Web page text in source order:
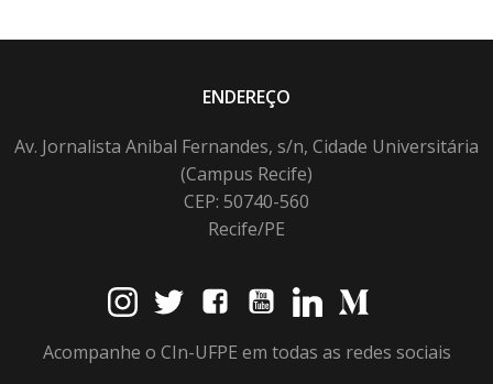
ENDEREÇO
Av. Jornalista Anibal Fernandes, s/n, Cidade Universitária
(Campus Recife)
CEP: 50740-560
Recife/PE
Acompanhe o CIn-UFPE em todas as redes sociais